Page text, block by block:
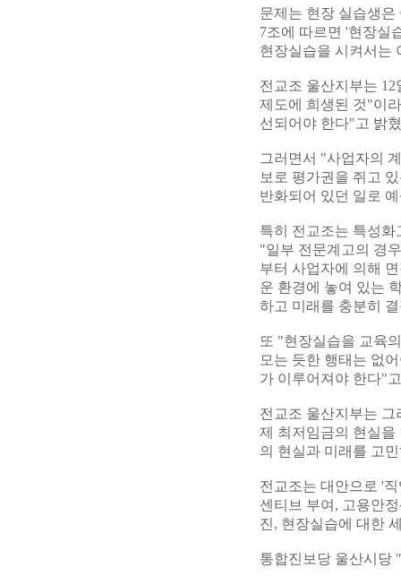
문제는 현장 실습생
7조에 따르면 '현장실
현장실습을 시켜서는
전교조 울산지부는
제도에 희생된 것"이
선되어야 한다"고 밝
그러면서 "사업자의
보로 평가권을 쥐고
반화되어 있던 일로
특히 전교조는 특성
"일부 전문계고의 경
부터 사업자에 의해
운 환경에 놓여 있는
하고 미래를 충분히
또 "현장실습을 교육
모는 듯한 행태는 없
가 이루어져야 한다"
전교조 울산지부는
제 최저임금의 현실을
의 현실과 미래를 고
전교조는 대안으로 '
센티브 부여, 고용안
진, 현장실습에 대한
통합진보당 울산시당